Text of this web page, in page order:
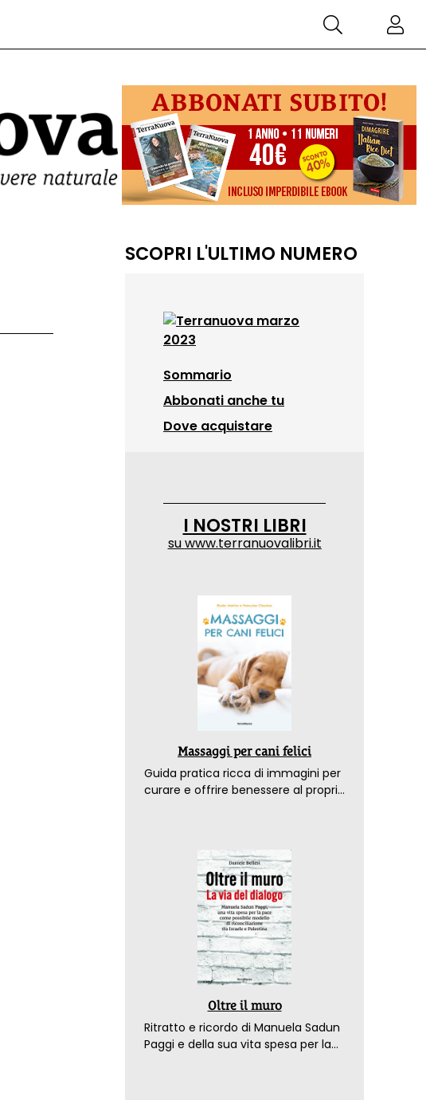
SCOPRI L'ULTIMO NUMERO
Sommario
Abbonati anche tu
Dove acquistare
I NOSTRI LIBRI
suwww.terranuovalibri.it
Massaggi per cani felici
Guida pratica ricca di immagini per
curare e offrire benessere al proprio
Oltre il muro
Ritratto e ricordo di Manuela Sadun
Paggi e della sua vita spesa per la